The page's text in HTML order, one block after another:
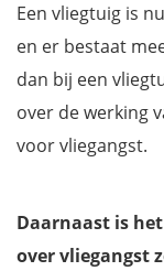
Waarom meer
Waar de
Gratis ebook met
Een vliegtuig is
en er bestaat
dan bij een
over de werking
voor vliegangst.
Daarnaast is
over vliegangst